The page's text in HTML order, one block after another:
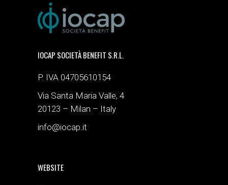
IOCAP SOCIETÀ BENEFIT S.R.L.
P. IVA 04705610154
Via Santa Maria Valle, 4
20123 – Milan – Italy
info@iocap.it
WEBSITE